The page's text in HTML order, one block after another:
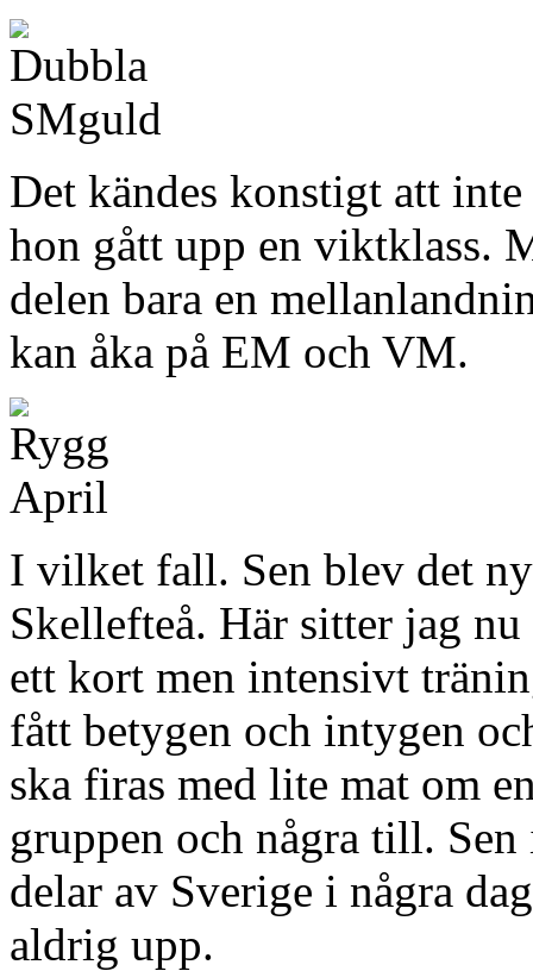
Det kändes konstigt att
hon gått upp en viktklass.
delen bara en
kan åka på EM och VM.
I vilket fall. Sen blev det
Skellefteå. Här sitter jag
ett kort men intensivt
fått betygen och intygen
ska firas med lite mat om
gruppen och några till.
delar av Sverige i några
aldrig upp.